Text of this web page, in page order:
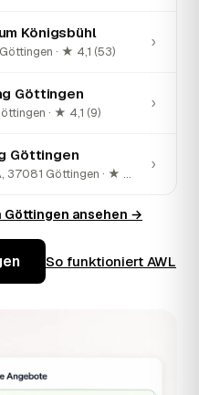
Königsbühl
· ★ 4,1 (53)
›
Göttingen
· ★ 4,1 (9)
›
Göttingen
Maschmühlenweg 58A, 37081 Göttingen · ★ 4,3 (12)
›
Göttingen ansehen →
So funktioniert AWL